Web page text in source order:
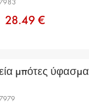
28.49 €
μπότες ύφασμα